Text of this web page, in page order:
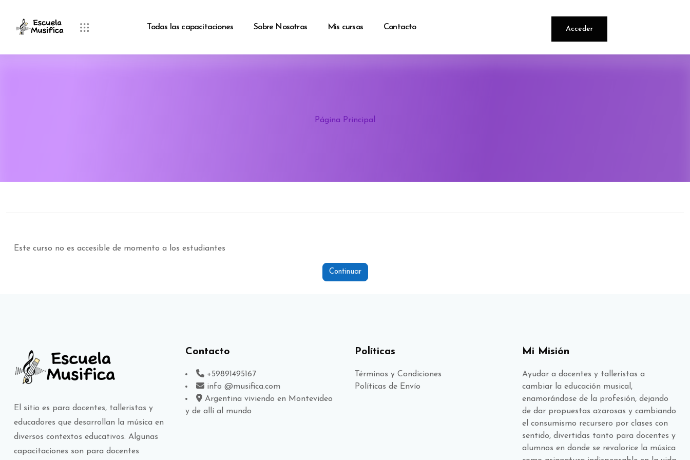
Todas las capacitaciones Sobre Nosotros Mis cursos Contacto Acceder
Página Principal
Bloques
Este curso no es accesible de momento a los estudiantes
Continuar
El sitio es para docentes, talleristas y
educadores que desarrollan la música en
diversos contextos educativos. Algunas
capacitaciones son para docentes
Contacto
+59891495167
info @musifica.com
Argentina viviendo en Montevideo
y de allí al mundo
Políticas
Términos y Condiciones
Políticas de Envío
Mi Misión
Ayudar a docentes y talleristas a
cambiar la educación musical,
enamorándose de la profesión, dejando
de dar propuestas azarosas y cambiando
el consumismo recursero por clases con
sentido, divertidas tanto para docentes y
alumnos en donde se revalorice la música